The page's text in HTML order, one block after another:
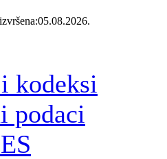
kodeksi
podaci